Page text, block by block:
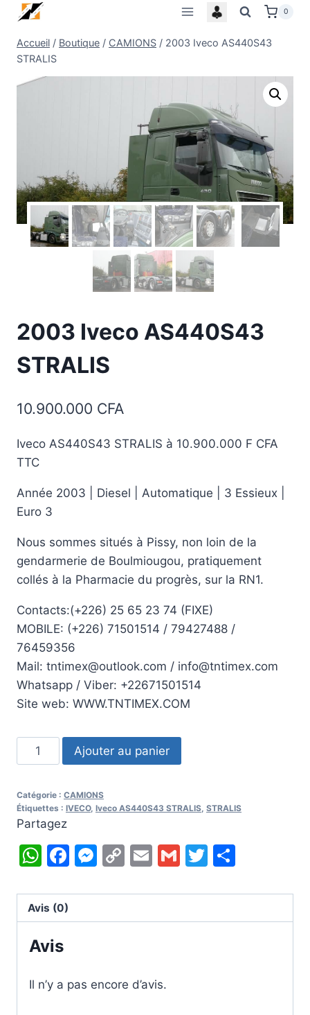
Skip
content
0
Accueil / Boutique / CAMIONS / 2003 Iveco AS440S43
STRALIS
2003 Iveco AS440S43
STRALIS
10.900.000 CFA
Iveco AS440S43 STRALIS à 10.900.000 F CFA
TTC
Année 2003 | Diesel | Automatique | 3 Essieux |
Euro 3
Nous sommes situés à Pissy, non loin de la
gendarmerie de Boulmiougou, pratiquement
collés à la Pharmacie du progrès, sur la RN1.
Contacts:(+226) 25 65 23 74 (FIXE)
MOBILE: (+226) 71501514 / 79427488 /
76459356
Mail: tntimex@outlook.com / info@tntimex.com
Whatsapp / Viber: +22671501514
Site web: WWW.TNTIMEX.COM
quantité
de
Iveco
AS440S43
Ajouter au panier
Catégorie : CAMIONS
Étiquettes : IVECO, Iveco AS440S43 STRALIS, STRALIS
Partagez
WhatsApp
Facebook
Messenger
CopyEmailGmailTwitter
Avis (0)
Avis
Il n’y a pas encore d’avis.